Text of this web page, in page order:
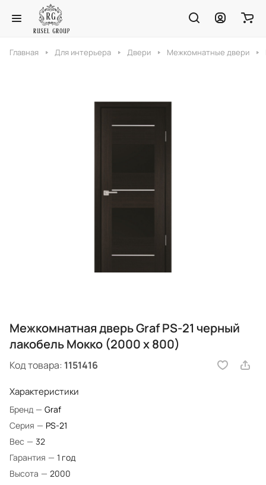
Главная Для интерьера Двери Межкомнатные двери
Межкомнатная дверь Graf PS-21 черный
лакобель Мокко (2000 х 800)
Код товара: 1151416
Характеристики
Бренд — Graf
Серия — PS-21
Вес — 32
Гарантия — 1 год
Высота — 2000